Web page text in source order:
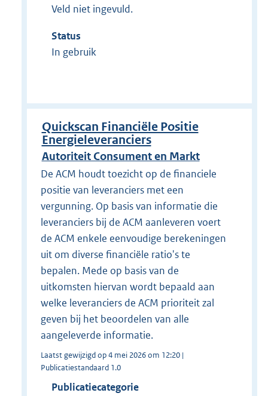
Veld niet ingevuld.
Status
In gebruik
Quickscan Financiële Positie
Energieleveranciers
Autoriteit Consument en Markt
De ACM houdt toezicht op de financiele
positie van leveranciers met een
vergunning. Op basis van informatie die
leveranciers bij de ACM aanleveren voert
de ACM enkele eenvoudige berekeningen
uit om diverse financiële ratio's te
bepalen. Mede op basis van de
uitkomsten hiervan wordt bepaald aan
welke leveranciers de ACM prioriteit zal
geven bij het beoordelen van alle
aangeleverde informatie.
Laatst gewijzigd op 4 mei 2026 om 12:20 |
Publicatiestandaard 1.0
Publicatiecategorie